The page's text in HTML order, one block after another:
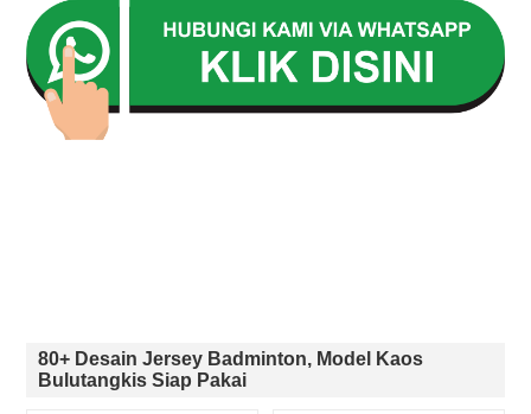
80+ Desain Jersey Badminton, Model Kaos
Bulutangkis Siap Pakai